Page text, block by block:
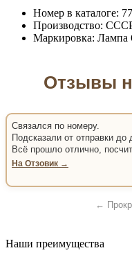
Номер в каталоге:
Производство:
Маркировка: Лампа
Отзывы
Связался по номеру.
Подсказали от отправки до
Всё прошло отлично,
На Отзовик →
←
Наши преимущества